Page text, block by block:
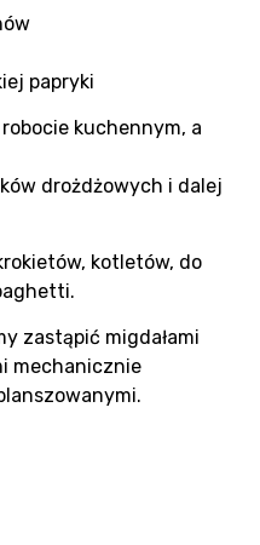
papryki
kuchennym, a
drożdżowych i dalej
kotletów, do
zastąpić migdałami
mechanicznie